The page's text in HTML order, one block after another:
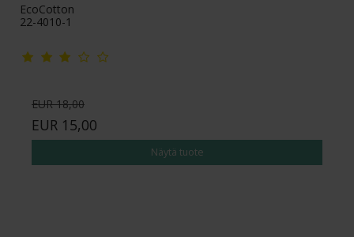
EcoCotton
22-4010-1
EUR 18,00
EUR 15,00
Näytä tuote